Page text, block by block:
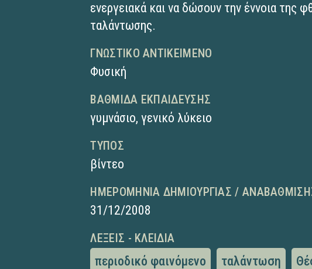
ενεργειακά και να δώσουν την έννοια της
ταλάντωσης.
ΓΝΩΣΤΙΚΌ ΑΝΤΙΚΕΊΜΕΝΟ
Φυσική
ΒΑΘΜΊΔΑ ΕΚΠΑΊΔΕΥΣΗΣ
γυμνάσιο,γενικό λύκειο
ΤΎΠΟΣ
βίντεο
ΗΜΕΡΟΜΗΝΊΑ ΔΗΜΙΟΥΡΓΊΑΣ /
31/12/2008
ΛΈΞΕΙΣ - ΚΛΕΙΔΙΆ
περιοδικό φαινόμενο ταλάντωση